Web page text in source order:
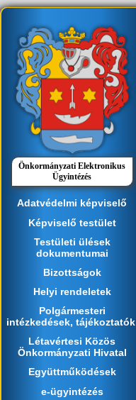
Önkormányzati Elektronikus
Ügyintézés
Adatvédelmi képviselő
Képviselő testület
Testületi ülések
dokumentumai
Bizottságok
Helyi rendeletek
Polgármesteri
intézkedések, tájékoztatók
Létavértesi Közös
Önkormányzati Hivatal
Együttműködések
e-ügyintézés